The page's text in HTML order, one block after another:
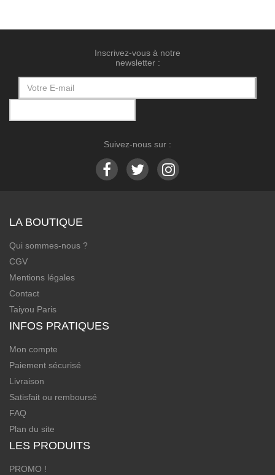
Inscrivez-vous à notre
newsletter :
Suivez-nous sur :
LA BOUTIQUE
Qui sommes-nous ?
CGV
Mentions légales
Contact
Taiyou Paris
INFOS PRATIQUES
Mon compte
Paiement sécurisé
Livraison
Satisfait ou remboursé
FAQ
Plan du site
LES PRODUITS
PROMO !